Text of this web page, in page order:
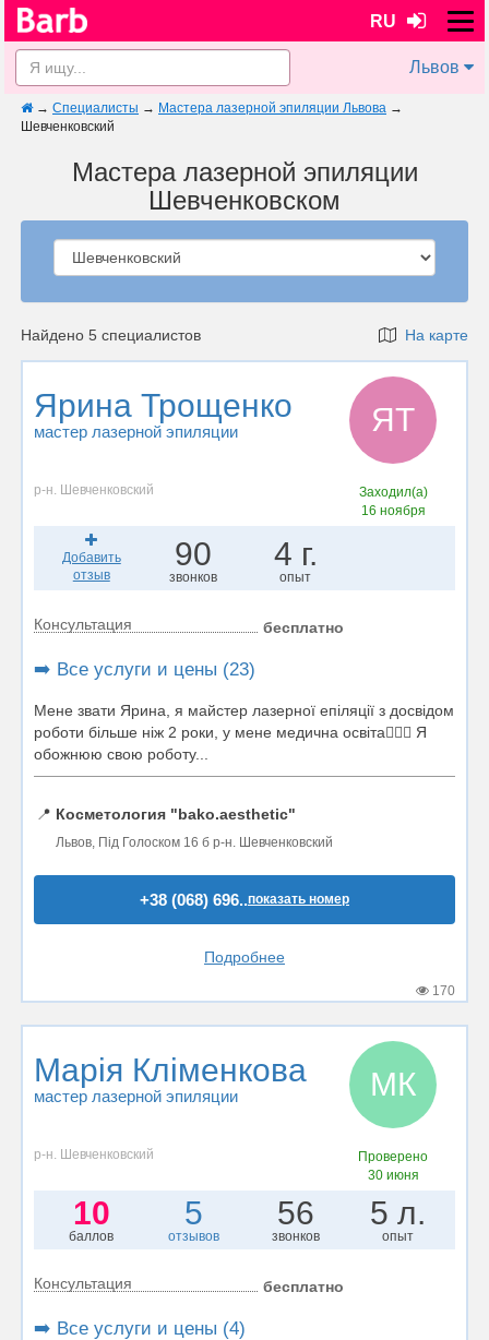
RU
Львов
→ Специалисты → Мастера лазерной эпиляции Львова →
Шевченковский
Мастера лазерной эпиляции
Шевченковском
Найдено 5 специалистов На карте
Ярина Трощенко
мастер лазерной эпиляции ЯТ
р-н. Шевченковский
Заходил(а)
16 ноября
Добавить
отзыв
90
звонков
4 г.
опыт
Консультация бесплатно
➡️ Все услуги и цены (23)
Мене звати Ярина, я майстер лазерної епіляції з досвідом
роботи більше ніж 2 роки, у мене медична освіта👩🏼‍⚕️ Я
обожнюю свою роботу...
📍 Косметология "bako.aesthetic"
Львов, Під Голоском 16 б р-н. Шевченковский
+38 (068) 696..показать номер
Подробнее
170
Марія Кліменкова
мастер лазерной эпиляции МК
р-н. Шевченковский
Проверено
30 июня
10
баллов
5
отзывов
56
звонков
5 л.
опыт
Консультация бесплатно
➡️ Все услуги и цены (4)